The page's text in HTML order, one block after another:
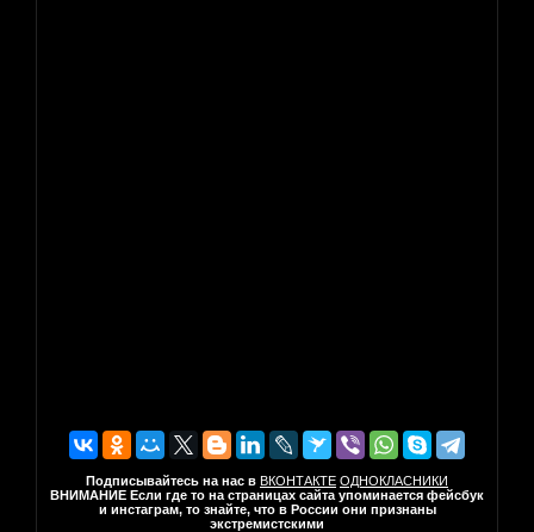
Подписывайтесь на нас в ВКОНТАКТЕ ОДНОКЛАСНИКИ
ВНИМАНИЕ Если где то на страницах сайта упоминается фейсбук
и инстаграм, то знайте, что в России они признаны
экстремистскими